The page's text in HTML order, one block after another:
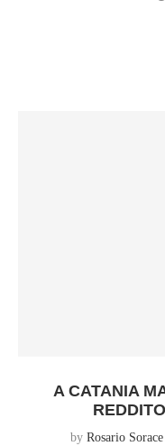
A CATANIA
by Rosario Sorace